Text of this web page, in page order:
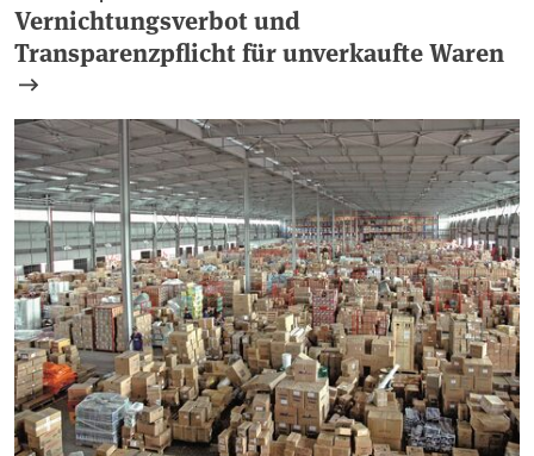
Vernichtungsverbot und
Transparenzpflicht für unverkaufte Waren